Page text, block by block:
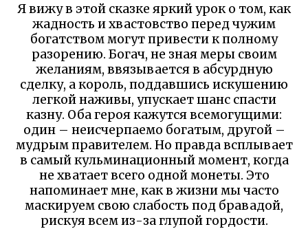
Я вижу в этой сказке яркий урок о том, как
жадность и хвастовство перед чужим
богатством могут привести к полному
разорению. Богач, не зная меры своим
желаниям, ввязывается в абсурдную
сделку, а король, поддавшись искушению
легкой наживы, упускает шанс спасти
казну. Оба героя кажутся всемогущими:
один – неисчерпаемо богатым, другой –
мудрым правителем. Но правда всплывает
в самый кульминационный момент, когда
не хватает всего одной монеты. Это
напоминает мне, как в жизни мы часто
маскируем свою слабость под бравадой,
рискуя всем из-за глупой гордости.